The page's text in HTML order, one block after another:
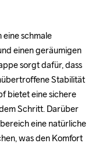
schmale
einen geräumigen
sorgt dafür, dass
Stabilität
bietet eine sichere
Schritt. Darüber
eine natürliche
was den Komfort
schmale
einen geräumigen
sorgt dafür, dass
Stabilität
bietet eine sichere
Schritt. Darüber
eine natürliche
was den Komfort